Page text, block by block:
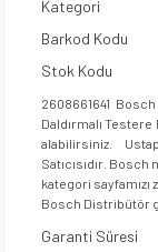
Kategori
Barkod Kodu
Stok Kodu
2608661641
Daldırmalı Testere
alabilirsiniz.
Satıcısıdır.
kategori
Bosch Distribütör
Garanti Süresi